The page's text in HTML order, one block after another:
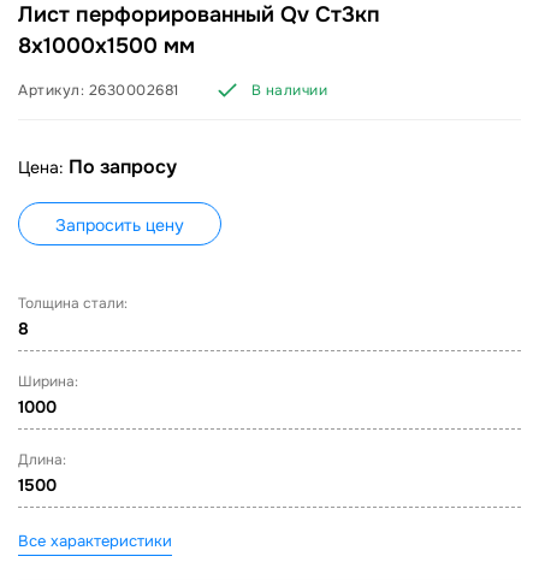
Лист перфорированный Qv Ст3кп
8х1000х1500 мм
Артикул: 2630002681 В наличии
Цена: По запросу
Запросить цену
Толщина стали:
8
Ширина:
1000
Длина:
1500
Все характеристики